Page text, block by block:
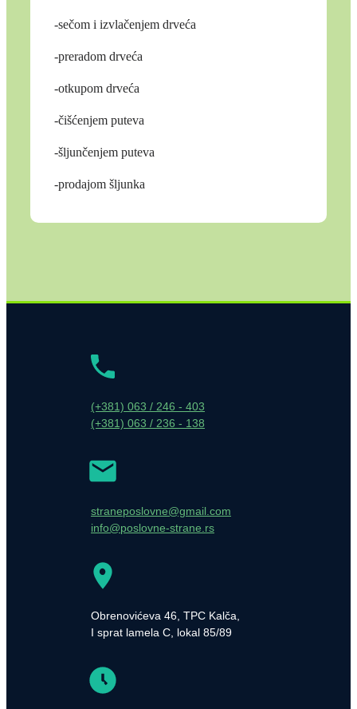
-sečom i izvlačenjem drveća
-preradom drveća
-otkupom drveća
-čišćenjem puteva
-šljunčenjem puteva
-prodajom šljunka
(+381) 063 / 246 - 403
(+381) 063 / 236 - 138
straneposlovne@gmail.com
info@poslovne-strane.rs
Obrenovićeva 46, TPC Kalča,
I sprat lamela C, lokal 85/89